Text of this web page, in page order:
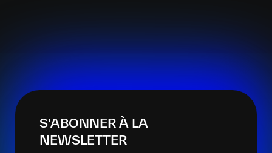
S'ABONNER À LA
NEWSLETTER